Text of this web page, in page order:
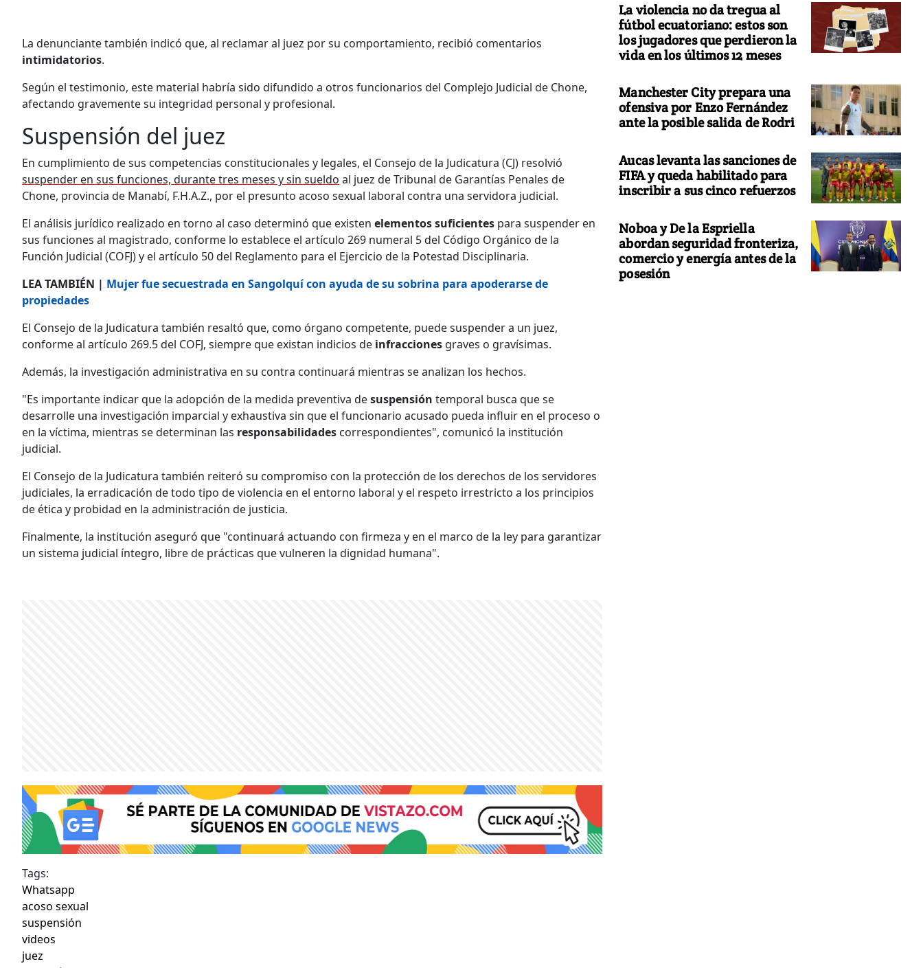
La denunciante también indicó que, al reclamar al juez por su comportamiento, recibió comentarios
intimidatorios.
Según el testimonio, este material habría sido difundido a otros funcionarios del Complejo Judicial de Chone,
afectando gravemente su integridad personal y profesional.
Suspensión del juez
En cumplimiento de sus competencias constitucionales y legales, el Consejo de la Judicatura (CJ) resolvió
suspender en sus funciones, durante tres meses y sin sueldo al juez de Tribunal de Garantías Penales de
Chone, provincia de Manabí, F.H.A.Z., por el presunto acoso sexual laboral contra una servidora judicial.
El análisis jurídico realizado en torno al caso determinó que existen elementos suficientes para suspender en
sus funciones al magistrado, conforme lo establece el artículo 269 numeral 5 del Código Orgánico de la
Función Judicial (COFJ) y el artículo 50 del Reglamento para el Ejercicio de la Potestad Disciplinaria.
LEA TAMBIÉN | Mujer fue secuestrada en Sangolquí con ayuda de su sobrina para apoderarse de
propiedades
El Consejo de la Judicatura también resaltó que, como órgano competente, puede suspender a un juez,
conforme al artículo 269.5 del COFJ, siempre que existan indicios de infracciones graves o gravísimas.
Además, la investigación administrativa en su contra continuará mientras se analizan los hechos.
"Es importante indicar que la adopción de la medida preventiva desuspensión temporal busca que se
desarrolle una investigación imparcial y exhaustiva sin que el funcionario acusado pueda influir en el proceso o
en la víctima, mientras se determinan las responsabilidades correspondientes", comunicó la institución
judicial.
El Consejo de la Judicatura también reiteró su compromiso con la protección de los derechos de los servidores
judiciales, la erradicación de todo tipo de violencia en el entorno laboral y el respeto irrestricto a los principios
de ética y probidad en la administración de justicia.
Finalmente, la institución aseguró que "continuará actuando con firmeza y en el marco de la ley para garantizar
un sistema judicial íntegro, libre de prácticas que vulneren la dignidad humana".
Tags:
Whatsapp
acoso sexual
suspensión
videos
juez
La violencia no da tregua al
fútbol ecuatoriano: estos son
los jugadores que perdieron la
vida en los últimos 12 meses
Manchester City prepara una
ofensiva por Enzo Fernández
ante la posible salida de Rodri
Aucas levanta las sanciones de
FIFA y queda habilitado para
inscribir a sus cinco refuerzos
Noboa y De la Espriella
abordan seguridad fronteriza,
comercio y energía antes de la
posesión